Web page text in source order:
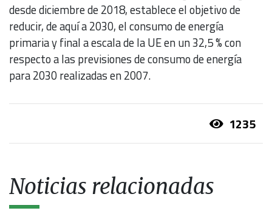
desde diciembre de 2018, establece el objetivo de
reducir, de aquí a 2030, el consumo de energía
primaria y final a escala de la UE en un 32,5 % con
respecto a las previsiones de consumo de energía
para 2030 realizadas en 2007.
1235
Noticias relacionadas